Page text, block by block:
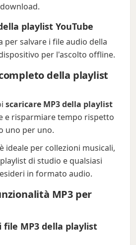
playlist YouTube
per salvare i file audio della
per l'ascolto offline.
della playlist
scaricare MP3 della playlist
e risparmiare tempo rispetto
uno per uno.
ideale per collezioni musicali,
di studio e qualsiasi
in formato audio.
MP3 per
MP3 della playlist